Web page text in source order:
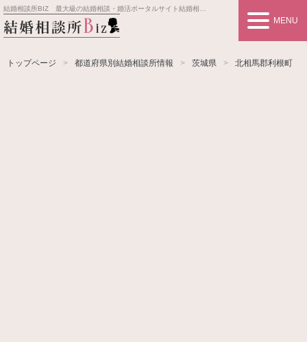
結婚相談所BIZ 最大級の結婚相談・婚活ポータルサイト結婚相談所事業者情報や婚活お見合いの悩み、対策を紹介します。
MENU
トップページ 都道府県別結婚相談所情報 茨城県 北相馬郡利根町